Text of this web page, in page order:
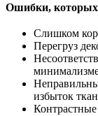
Ошибки, которых
Слишком
Перегруз
избыток